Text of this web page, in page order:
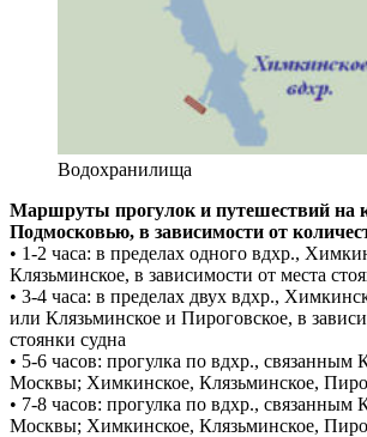
Водохранилища
Маршруты прогулок и путешествий на
Подмосковью, в зависимости от
• 1-2 часа: в пределах одного вдхр.,
Клязьминское, в зависимости от места
• 3-4 часа: в пределах двух вдхр.,
или Клязьминское и Пироговское, в
стоянки судна
• 5-6 часов: прогулка по вдхр., связанным
Москвы; Химкинское, Клязьминское,
• 7-8 часов: прогулка по вдхр., связанным
Москвы; Химкинское, Клязьминское,